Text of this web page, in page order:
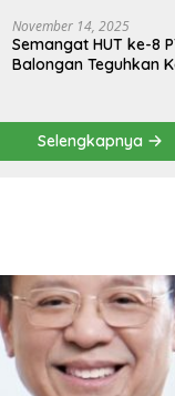
November 14, 2025
Semangat HUT ke-8
Balongan Teguhkan
Pendidikan
Selengkapnya